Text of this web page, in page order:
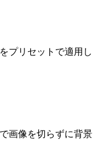
プリセットで適用し
画像を切らずに背景